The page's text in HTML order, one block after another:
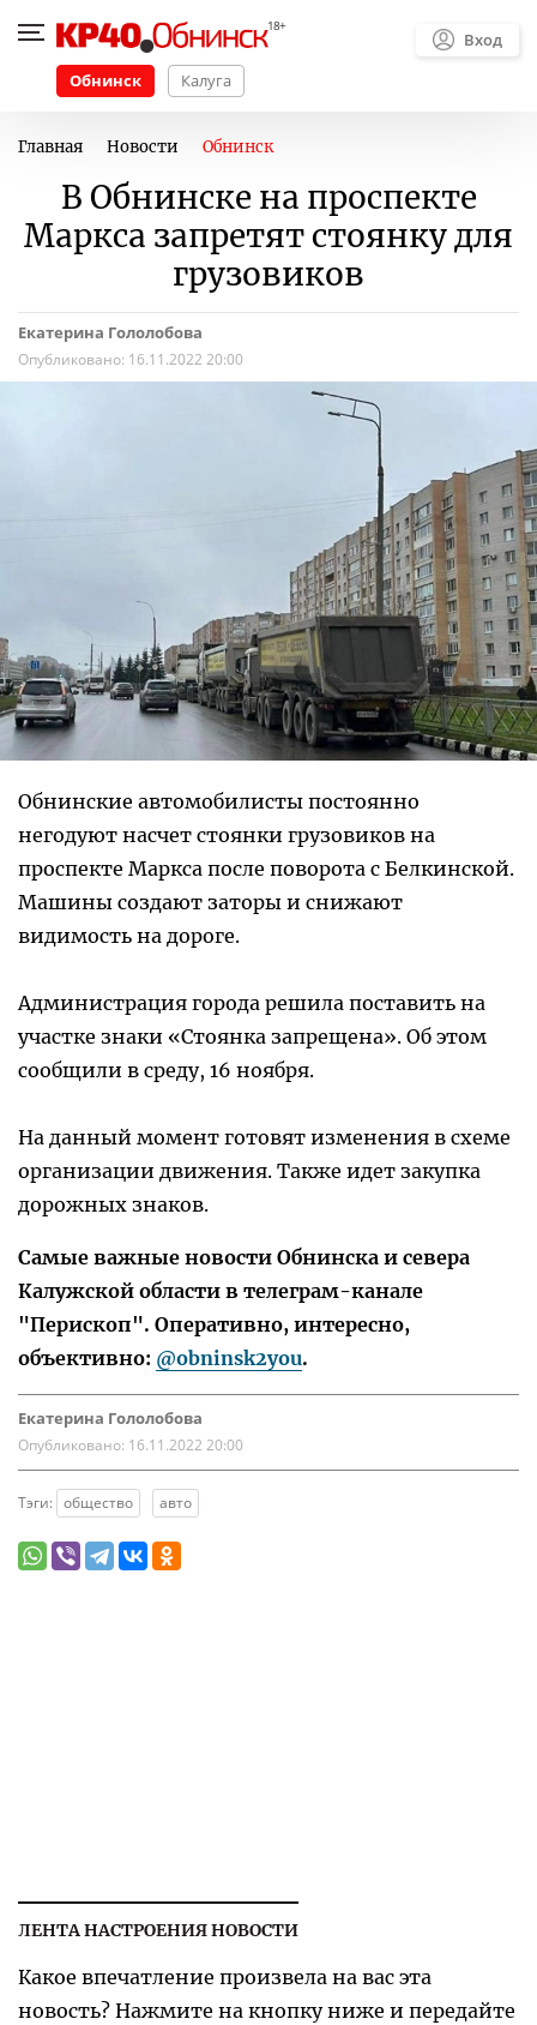
Обнинск Калуга
Вход
Главная Новости Обнинск
В Обнинске на проспекте
Маркса запретят стоянку для
грузовиков
Екатерина Гололобова
Опубликовано: 16.11.2022 20:00
Обнинские автомобилисты постоянно
негодуют насчет стоянки грузовиков на
проспекте Маркса после поворота с Белкинской.
Машины создают заторы и снижают
видимость на дороге.
Администрация города решила поставить на
участке знаки «Стоянка запрещена». Об этом
сообщили в среду, 16 ноября.
На данный момент готовят изменения в схеме
организации движения. Также идет закупка
дорожных знаков.
Самые важные новости Обнинска и севера
Калужской области в телеграм-канале
"Перископ". Оперативно, интересно,
объективно: @obninsk2you.
Екатерина Гололобова
Опубликовано: 16.11.2022 20:00
Тэги: общество авто
ЛЕНТА НАСТРОЕНИЯ НОВОСТИ
Какое впечатление произвела на вас эта
новость? Нажмите на кнопку ниже и передайте